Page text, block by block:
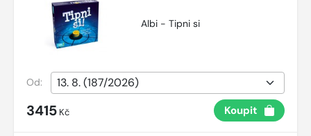
Albi - Tipni si
Od:
3415 Kč Koupit